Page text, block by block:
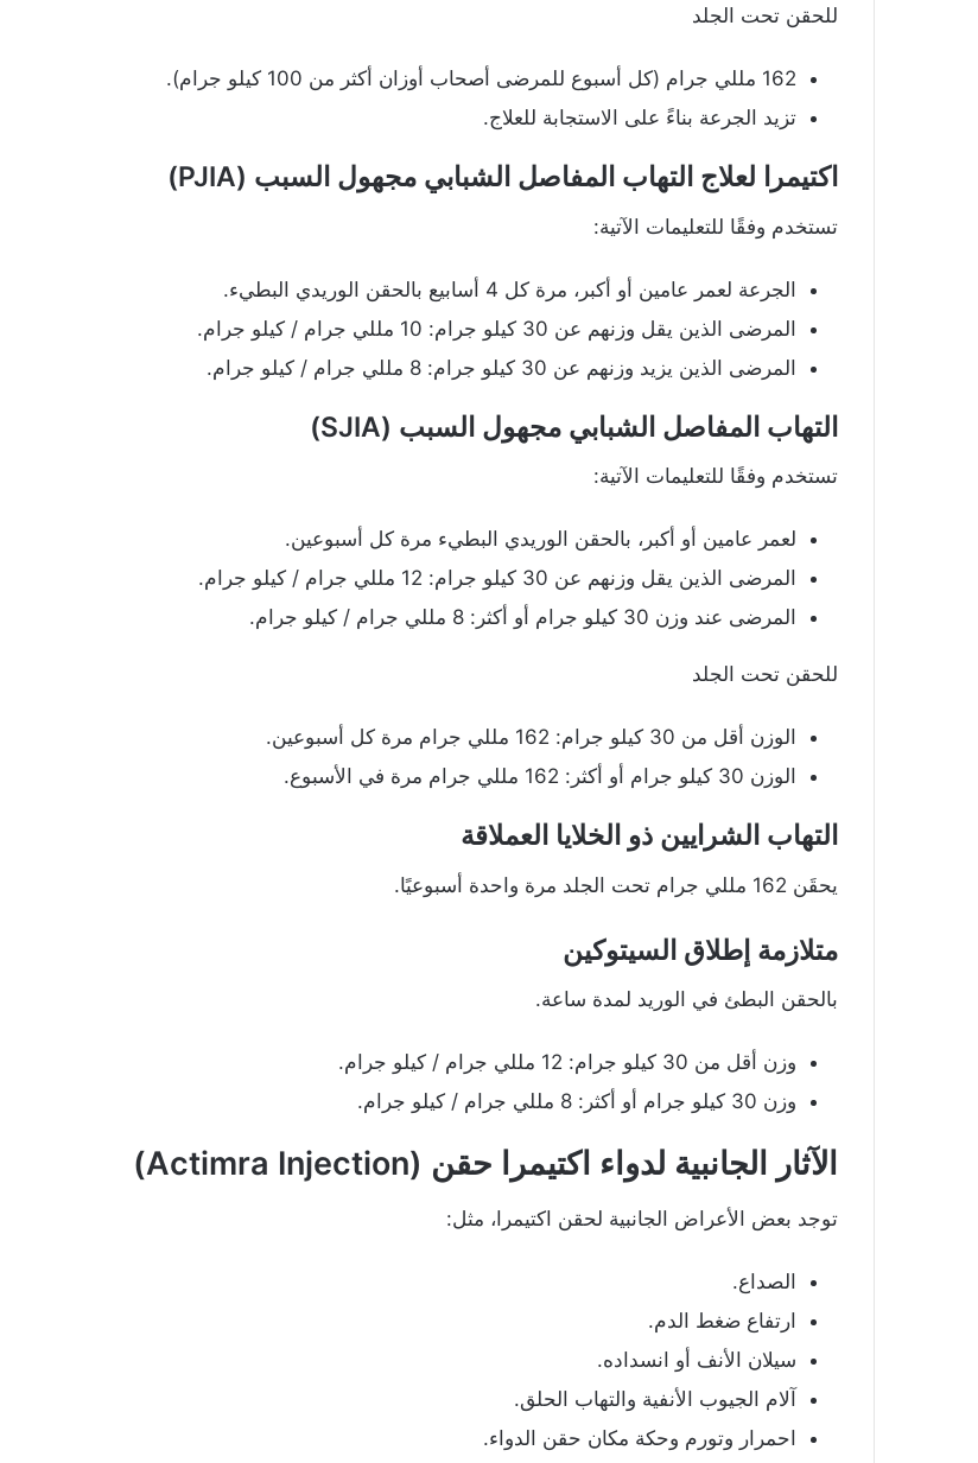
للحقن تحت الجلد
162 مللي جرام (كل أسبوع للمرضى أصحاب أوزان أكثر من 100 كيلو جرام).
تزيد الجرعة بناءً على الاستجابة للعلاج.
اكتيمرا لعلاج التهاب المفاصل الشبابي مجهول السبب (PJIA)
تستخدم وفقًا للتعليمات الآتية:
الجرعة لعمر عامين أو أكبر، مرة كل 4 أسابيع بالحقن الوريدي البطيء.
المرضى الذين يقل وزنهم عن 30 كيلو جرام: 10 مللي جرام / كيلو جرام.
المرضى الذين يزيد وزنهم عن 30 كيلو جرام: 8 مللي جرام / كيلو جرام.
التهاب المفاصل الشبابي مجهول السبب (SJIA)
تستخدم وفقًا للتعليمات الآتية:
لعمر عامين أو أكبر، بالحقن الوريدي البطيء مرة كل أسبوعين.
المرضى الذين يقل وزنهم عن 30 كيلو جرام: 12 مللي جرام / كيلو جرام.
المرضى عند وزن 30 كيلو جرام أو أكثر: 8 مللي جرام / كيلو جرام.
للحقن تحت الجلد
الوزن أقل من 30 كيلو جرام: 162 مللي جرام مرة كل أسبوعين.
الوزن 30 كيلو جرام أو أكثر: 162 مللي جرام مرة في الأسبوع.
التهاب الشرايين ذو الخلايا العملاقة
يحقَن 162 مللي جرام تحت الجلد مرة واحدة أسبوعيًا.
متلازمة إطلاق السيتوكين
بالحقن البطئ في الوريد لمدة ساعة.
وزن أقل من 30 كيلو جرام: 12 مللي جرام / كيلو جرام.
وزن 30 كيلو جرام أو أكثر: 8 مللي جرام / كيلو جرام.
الآثار الجانبية لدواء اكتيمرا حقن (Actimra Injection)
توجد بعض الأعراض الجانبية لحقن اكتيمرا، مثل:
الصداع.
ارتفاع ضغط الدم.
سيلان الأنف أو انسداده.
آلام الجيوب الأنفية والتهاب الحلق.
احمرار وتورم وحكة مكان حقن الدواء.